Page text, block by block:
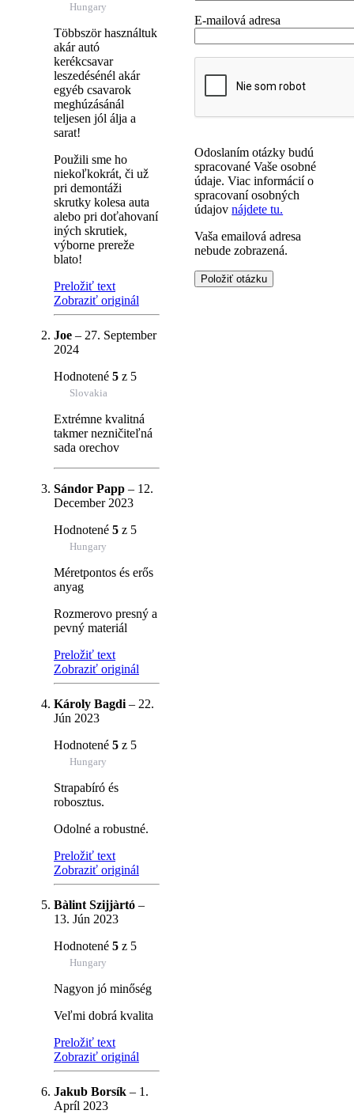
Hungary
Többször használtuk
akár autó
kerékcsavar
leszedésénél akár
egyéb csavarok
meghúzásánál
teljesen jól álja a
sarat!
Použili sme ho
niekoľkokrát, či už
pri demontáži
skrutky kolesa auta
alebo pri doťahovaní
iných skrutiek,
výborne prereže
blato!
Preložiť text
Zobraziť originál
Joe – 27. September
2024
Hodnotené 5 z 5
Slovakia
Extrémne kvalitná
takmer nezničiteľná
sada orechov
Sándor Papp – 12.
December 2023
Hodnotené 5 z 5
Hungary
Méretpontos és erős
anyag
Rozmerovo presný a
pevný materiál
Preložiť text
Zobraziť originál
Károly Bagdi – 22.
Jún 2023
Hodnotené 5 z 5
Hungary
Strapabíró és
robosztus.
Odolné a robustné.
Preložiť text
Zobraziť originál
Bàlint Szijjàrtó –
13. Jún 2023
Hodnotené 5 z 5
Hungary
Nagyon jó minőség
Veľmi dobrá kvalita
Preložiť text
Zobraziť originál
Jakub Borsík – 1.
Apríl 2023
E-mailová adresa
Odoslaním otázky budú
spracované Vaše osobné
údaje. Viac informácií o
spracovaní osobných
údajovnájdete tu.
Vaša emailová adresa
nebude zobrazená.